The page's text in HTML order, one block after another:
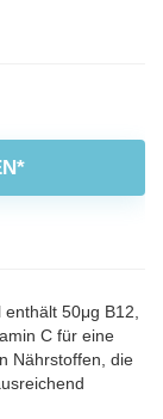
enthält 50μg B12,
C für eine
Nährstoffen, die